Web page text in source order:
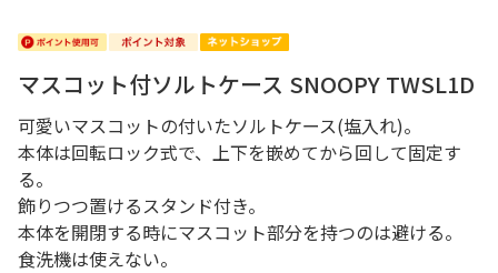
マスコット付ソルトケース SNOOPY TWSL1D
可愛いマスコットの付いたソルトケース(塩入れ)。
本体は回転ロック式で、上下を嵌めてから回して固定す
る。
飾りつつ置けるスタンド付き。
本体を開閉する時にマスコット部分を持つのは避ける。
食洗機は使えない。